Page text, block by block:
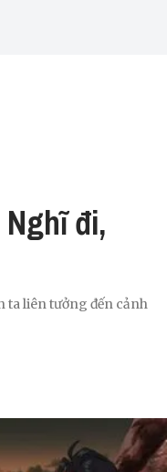
đi,
ta liên tưởng đến cảnh